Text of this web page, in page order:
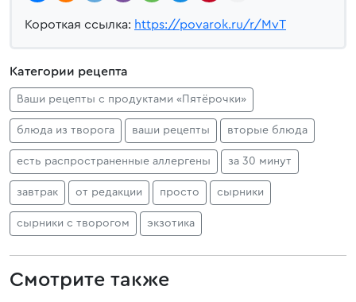
Короткая ссылка: https://povarok.ru/r/MvT
Категории рецепта
Ваши рецепты с продуктами «Пятёрочки»
блюда из творога ваши рецепты вторые блюда
есть распространенные аллергены за 30 минут
завтрак от редакции просто сырники
сырники с творогом экзотика
Смотрите также